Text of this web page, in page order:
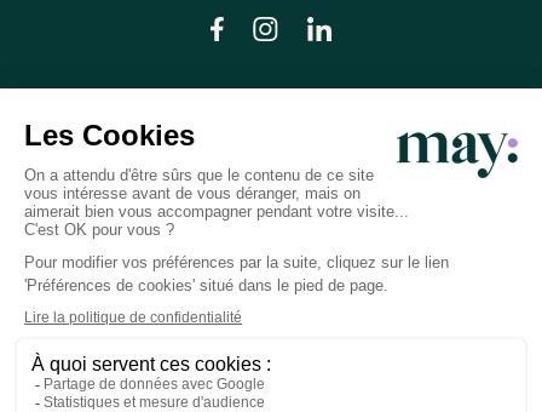
© LN CARE 2026
Politique de confidentialité
Conditions générales d’utilisation
Plan du site
Crédits photos